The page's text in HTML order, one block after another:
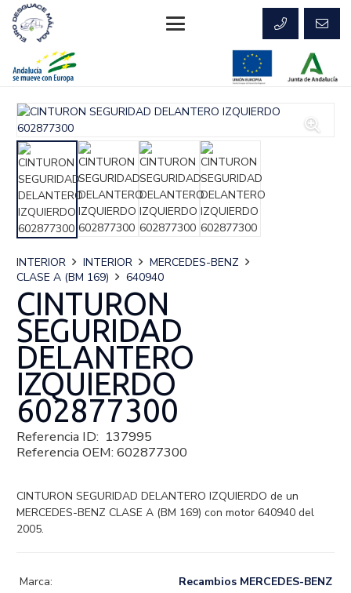
INTERIOR INTERIOR
MERCEDES-BENZ
CLASE A (BM 169)
640940
CINTURON
SEGURIDAD
DELANTERO
IZQUIERDO
602877300
Referencia ID: 137995
Referencia OEM: 602877300
CINTURON SEGURIDAD DELANTERO IZQUIERDO de un
MERCEDES-BENZ CLASE A (BM 169) con motor 640940 del
2005.
Marca:
Recambios MERCEDES-BENZ